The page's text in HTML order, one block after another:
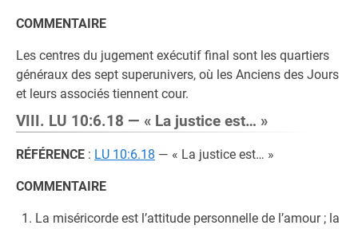
COMMENTAIRE
Les centres du jugement exécutif final sont les quartiers
généraux des sept superunivers, où les Anciens des Jours
et leurs associés tiennent cour.
VIII. LU 10:6.18 — « La justice est… »
RÉFÉRENCE : LU 10:6.18 — « La justice est… »
COMMENTAIRE
La miséricorde est l’attitude personnelle de l’amour ; la